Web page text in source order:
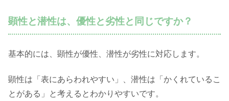
顕性と潜性は、優性と劣性と同じですか？
基本的には、顕性が優性、潜性が劣性に対応します。
顕性は「表にあらわれやすい」、潜性は「かくれているこ
とがある」と考えるとわかりやすいです。